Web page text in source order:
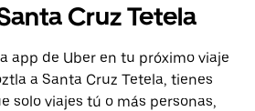
Cruz Tetela
app de Uber en tu próximo viaje
a Santa Cruz Tetela, tienes
solo viajes tú o más personas,